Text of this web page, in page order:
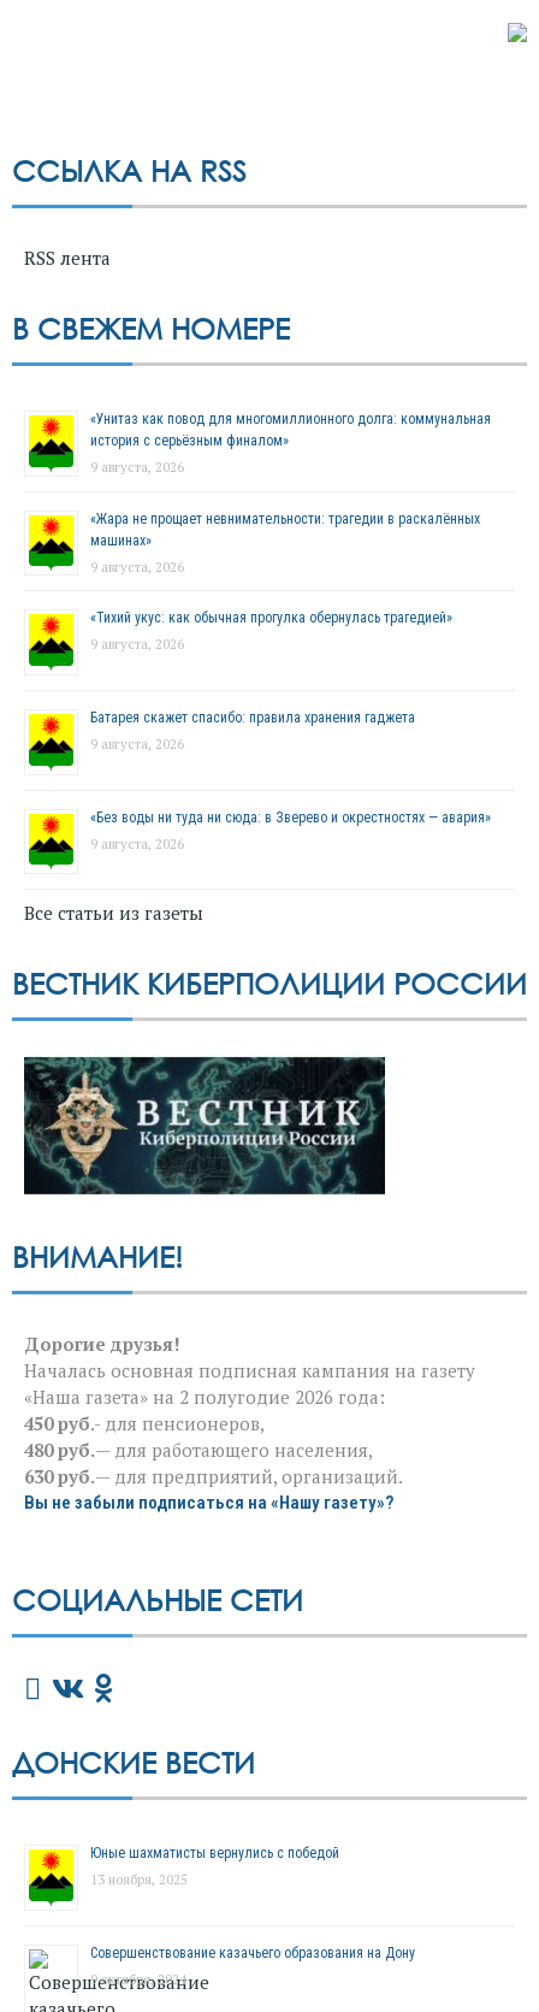
ССЫЛКА НА RSS
RSS лента
В СВЕЖЕМ НОМЕРЕ
«Унитаз как повод для многомиллионного долга: коммунальная
история с серьёзным финалом»
9 августа, 2026
«Жара не прощает невнимательности: трагедии в раскалённых
машинах»
9 августа, 2026
«Тихий укус: как обычная прогулка обернулась трагедией»
9 августа, 2026
Батарея скажет спасибо: правила хранения гаджета
9 августа, 2026
«Без воды ни туда ни сюда: в Зверево и окрестностях — авария»
9 августа, 2026
Все статьи из газеты
ВЕСТНИК КИБЕРПОЛИЦИИ РОССИИ
ВНИМАНИЕ!
Дорогие друзья!
Началась основная подписная кампания на газету
«Наша газета» на 2 полугодие 2026 года:
450 руб.- для пенсионеров,
480 руб.— для работающего населения,
630 руб.— для предприятий, организаций.
Вы не забыли подписаться на «Нашу газету»?
СОЦИАЛЬНЫЕ СЕТИ
ДОНСКИЕ ВЕСТИ
Юные шахматисты вернулись с победой
13 ноября, 2025
Совершенствование казачьего образования на Дону
9 октября, 2024